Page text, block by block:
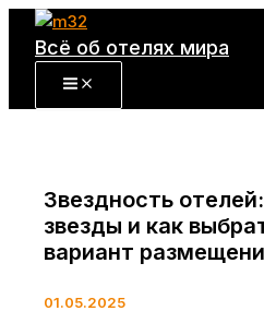
Перейти
содержимому
Всё об отелях мира
Звездность
звезды и как
вариант
01.05.2025